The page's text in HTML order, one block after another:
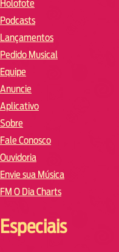
Holofote
Podcasts
Lançamentos
Pedido Musical
Equipe
Anuncie
Aplicativo
Sobre
Fale Conosco
Ouvidoria
Envie sua Música
FM O Dia Charts
Especiais